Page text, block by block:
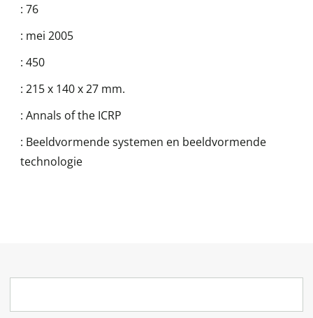
: 76
: mei 2005
: 450
: 215 x 140 x 27 mm.
: Annals of the ICRP
: Beeldvormende systemen en beeldvormende
technologie